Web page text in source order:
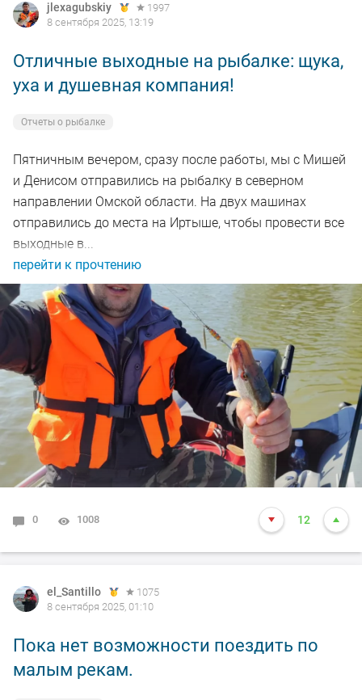
jlexagubskiy
1997
8 сентября 2025, 13:19
Отличные выходные на рыбалке: щука,
уха и душевная компания!
Отчеты о рыбалке
Пятничным вечером, сразу после работы, мы с Мишей
и Денисом отправились на рыбалку в северном
направлении Омской области. На двух машинах
отправились до места на Иртыше, чтобы провести все
выходные в...
перейти к прочтению
0 1008 12
el_Santillo
1075
8 сентября 2025, 01:10
Пока нет возможности поездить по
малым рекам.